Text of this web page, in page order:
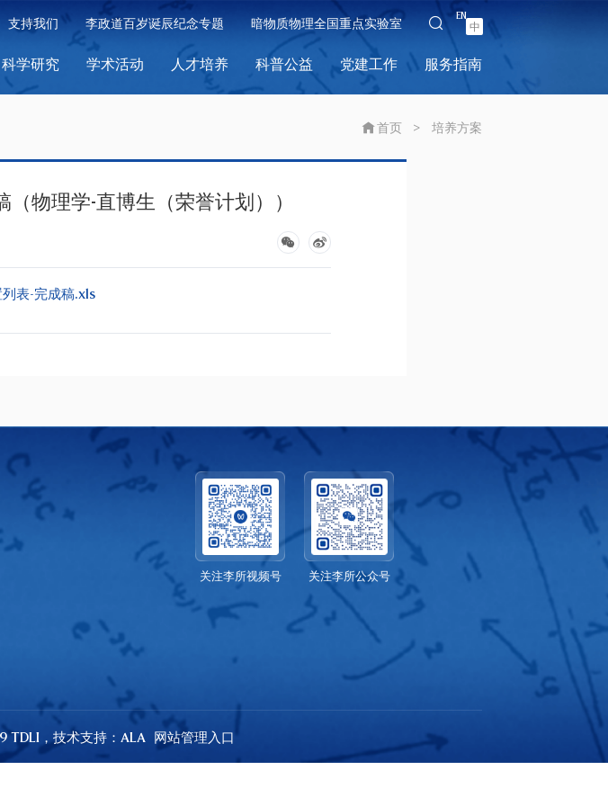
支持我们 李政道百岁诞辰纪念专题 暗物质物理全国重点实验室 中
EN
科学研究 学术活动 人才培养 科普公益 党建工作 服务指南
首页 > 培养方案
物理学-直博生（荣誉计划））
表-完成稿.xls
关注李所视频号 关注李所公众号
TDLI，技术支持： ALA 网站管理入口